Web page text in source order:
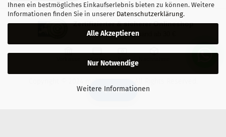
Ihnen ein bestmögliches Einkaufserlebnis bieten zu können. Weitere
Informationen finden Sie in unserer Datenschutzerklärung.
Alle Akzeptieren
Nur Notwendige
Weitere Informationen
Zertifizierter & sicherer Onlineshop
Kostenloser Versand ab 30 €
🔍 Filter